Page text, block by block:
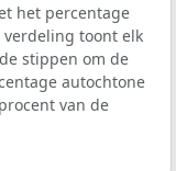
het percentage
toont elk
stippen om de
autochtone
van de